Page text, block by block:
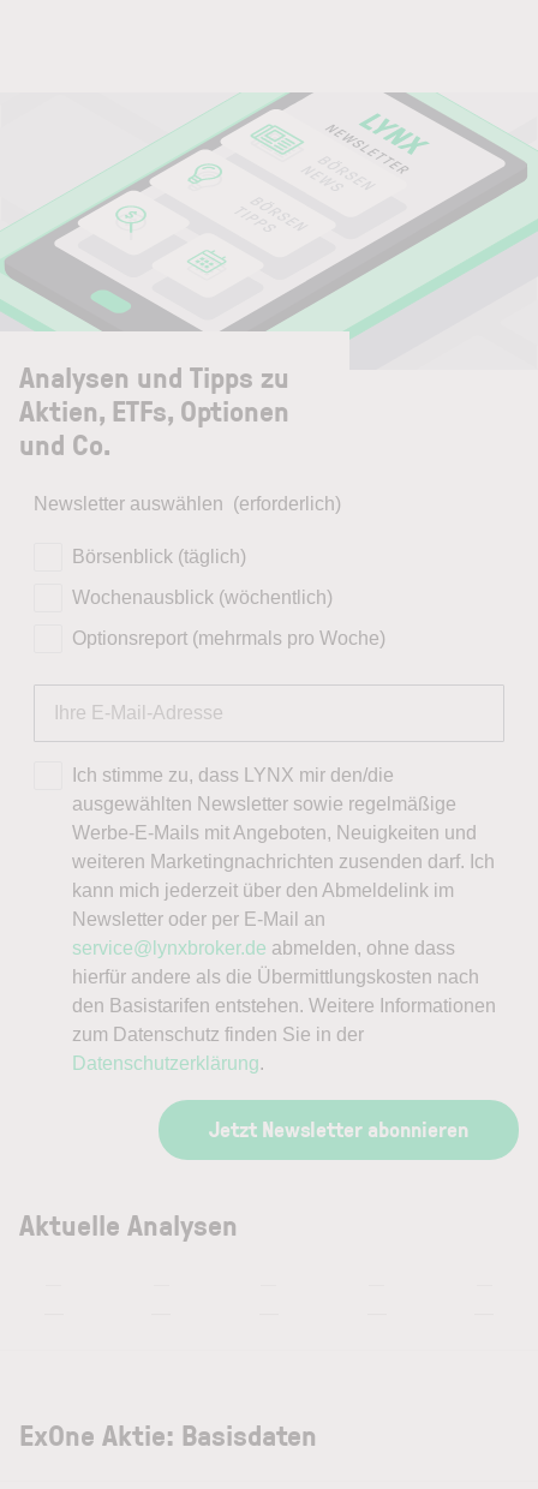
Analysen und Tipps zu
Aktien, ETFs, Optionen
und Co.
Newsletter auswählen (erforderlich)
Börsenblick (täglich)
Wochenausblick (wöchentlich)
Optionsreport (mehrmals pro Woche)
Ich stimme zu, dass LYNX mir den/die
ausgewählten Newsletter sowie regelmäßige
Werbe-E-Mails mit Angeboten, Neuigkeiten und
weiteren Marketingnachrichten zusenden darf. Ich
kann mich jederzeit über den Abmeldelink im
Newsletter oder per E-Mail an
service@lynxbroker.de abmelden, ohne dass
hierfür andere als die Übermittlungskosten nach
den Basistarifen entstehen. Weitere Informationen
zum Datenschutz finden Sie in der
Datenschutzerklärung.
Jetzt Newsletter abonnieren
Aktuelle Analysen
ExOne Aktie: Basisdaten